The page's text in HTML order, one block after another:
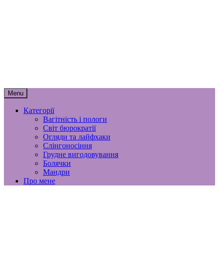
Menu
Категорії
Вагітність і пологи
Світ бюрократії
Огляди та лайфхаки
Слінгоносіння
Грудне вигодовування
Болячки
Мандри
Про мене